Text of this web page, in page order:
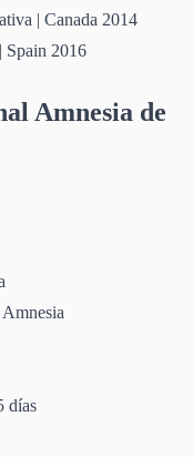
| Canada 2014
Spain 2016
Amnesia de
días